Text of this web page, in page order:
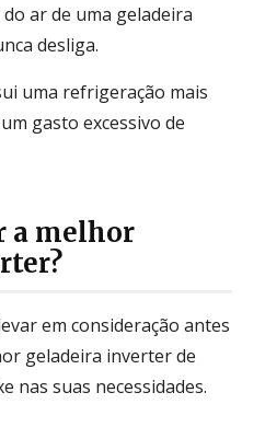
ar de uma geladeira
desliga.
uma refrigeração mais
gasto excessivo de
a melhor
em consideração antes
geladeira inverter de
nas suas necessidades.